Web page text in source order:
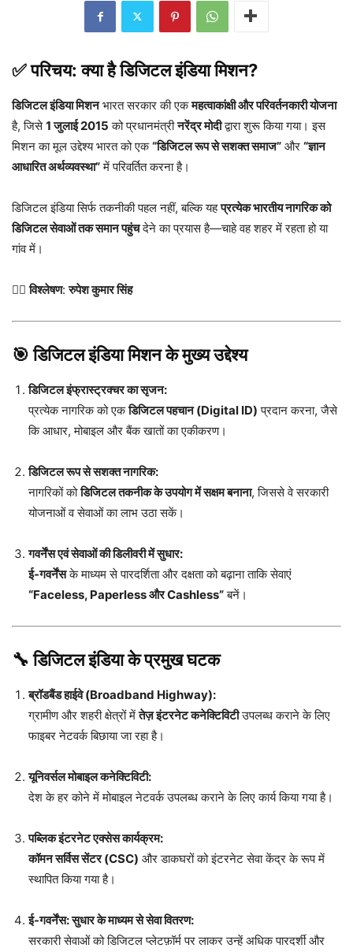
✅परिचय: क्या है डिजिटल इंडिया मिशन?
डिजिटल इंडिया मिशनभारत सरकार की एकमहत्वाकांक्षी और परिवर्तनकारी योजना
है, जिसे1 जुलाई 2015 को प्रधानमंत्रीनरेंद्र मोदीद्वारा शुरू किया गया। इस
मिशन का मूल उद्देश्य भारत को एक“डिजिटल रूप से सशक्त समाज” और “ज्ञान
आधारित अर्थव्यवस्था”में परिवर्तित करना है।
डिजिटल इंडिया सिर्फ तकनीकी पहल नहीं, बल्कि यहप्रत्येक भारतीय नागरिक को
डिजिटल सेवाओं तक समान पहुंचदेने का प्रयास है—चाहे वह शहर में रहता हो या
गांव में।
✍🏻विश्लेषण:रुपेश कुमार सिंह
🎯डिजिटल इंडिया मिशन के मुख्य उद्देश्य
डिजिटल इंफ्रास्ट्रक्चर का सृजन:
प्रत्येक नागरिक को एकडिजिटल पहचान (Digital ID) प्रदान करना, जैसे
कि आधार, मोबाइल और बैंक खातों का एकीकरण।
डिजिटल रूप से सशक्त नागरिक:
नागरिकों कोडिजिटल तकनीक के उपयोग में सक्षम बनाना, जिससे वे सरकारी
योजनाओं व सेवाओं का लाभ उठा सकें।
गवर्नेंस एवं सेवाओं की डिलीवरी में सुधार:
ई-गवर्नेंसके माध्यम से पारदर्शिता और दक्षता को बढ़ाना ताकि सेवाएं
“Faceless, Paperless और Cashless”बनें।
🔧डिजिटल इंडिया के प्रमुख घटक
ब्रॉडबैंड हाईवे (Broadband Highway):
ग्रामीण और शहरी क्षेत्रों मेंतेज़ इंटरनेट कनेक्टिविटीउपलब्ध कराने के लिए
फाइबर नेटवर्क बिछाया जा रहा है।
यूनिवर्सल मोबाइल कनेक्टिविटी:
देश के हर कोने में मोबाइल नेटवर्क उपलब्ध कराने के लिए कार्य किया गया है।
पब्लिक इंटरनेट एक्सेस कार्यक्रम:
कॉमन सर्विस सेंटर (CSC) और डाकघरों को इंटरनेट सेवा केंद्र के रूप में
स्थापित किया गया है।
ई-गवर्नेंस: सुधार के माध्यम से सेवा वितरण:
सरकारी सेवाओं को डिजिटल प्लेटफ़ॉर्म पर लाकर उन्हें अधिक पारदर्शी और